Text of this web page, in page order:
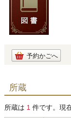
予約かごへ
所蔵
所蔵は 1 件です。現